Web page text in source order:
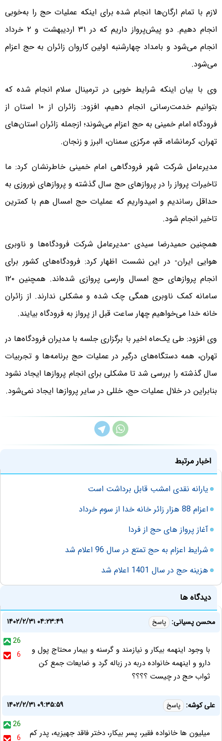
لازم با تمام ارگان‌ها انجام شده برای اینکه عملیات حج را به‌خوبی
انجام دهیم. دو پیش‌پرواز داریم که در ۳۱ اردیبهشت و ۲ خرداد
انجام می‌شود و بامداد چهارشنبه اولین کاروان زائران به حج اعزام
می‌شود.
وی با بیان اینکه شرایط خوبی در ترمینال سلام انجام شده که
بتوانیم خدمت‌رسانی انجام دهیم، افزود: زائران از ۱۰ استان از
فرودگاه امام خمینی به حج‌ اعزام می‌شوند؛ ازجمله زائران استان‌های
تهران، کرمانشاه، قم، مرکزی سمنان، البرز و زنجان.
مدیرعامل شرکت شهر فرودگاهی امام خمینی خاطرنشان کرد: ما
تاخیرات پرواز را در پروازهای حج سال گذشته و پروازهای نوروزی به
حداقل رساندیم و امیدواریم که عملیات حج امسال هم با کمترین
تاخیر انجام شود.
همچنین حمیدرضا سیدی -مدیرعامل شرکت فرودگاه‌ها و ناوبری
هوایی ایران- در این نشست اظهار کرد: فرودگاه‌های کشور برای
انجام پروازهای حج امسال وارسی پروازی شده‌اند. همچنین ۱۲۰
سامانه کمک ناوبری همگی چک شده و مشکلی ندارند. از زائران
خانه خدا می‌خواهیم چهار ساعت قبل از پرواز به فرودگاه بیایند.
وی افزود: طی یک‌ماه اخیر با برگزاری جلسه با مدیران فرودگاه‌ها در
تهران، همه دستگاه‌های درگیر در عملیات حج برنامه‌ها و تجربیات
سال گذشته را بررسی شد تا مشکلی برای انجام پروازها ایجاد نشود
بنابراین در خلال عملیات حج، خللی در سایر پروازها ایجاد نمی‌شود.
اخبار مرتبط
یارانه نقدی امشب قابل برداشت است
اعزام 88 هزار زائر خانه خدا از سوم خرداد
آغاز پرواز های حج از فردا
شرایط اعزام به حج تمتع در سال 96 اعلام شد
هزینه حج در سال 1401 اعلام شد
دیدگاه ها
محسن پسیانی: پاسخ
۱۴۰۲/۲/۳۱ ۰۴:۲۳:۴۹
26
6
با وجود اینهمه بیکار و نیازمند و گرسنه و بیمار محتاج پول و
دارو و اینهمه خانواده دربه در زباله گرد و ضایعات جمع کن
ثواب حج در چیست ؟؟؟؟
علی کوشه: پاسخ
۱۴۰۲/۲/۳۱ ۰۹:۳۵:۵۹
26
6
میلیون ها خانواده فقیر، پسر بیکار، دختر فاقد جهیزیه، پدر کم